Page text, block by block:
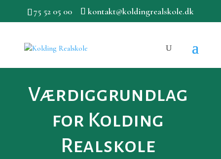
75 52 05 00 kontakt@koldingrealskole.dk
Værdiggrundlag
for Kolding
Realskole